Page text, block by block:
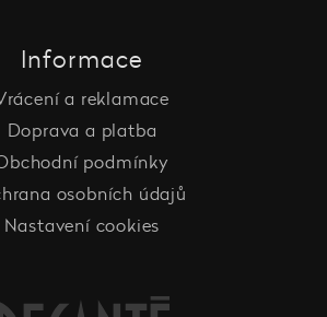
Informace
a reklamace
Doprava a platba
podmínky
osobních údajů
Nastavení cookies